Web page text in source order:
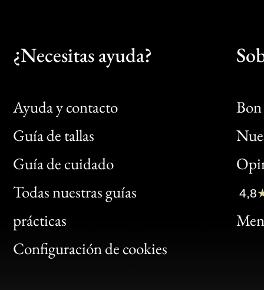
¿Necesitas ayuda?
Ayuda y contacto
Guía de tallas
Guía de cuidado
Todas nuestras guías
prácticas
Configuración de cookies
Bon
Clic
Bon
4,8